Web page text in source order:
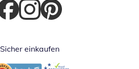
Öffnet in neuem Fenster
Öffnet in neuem Fenster
Öffnet in neuem Fenster
Sicher einkaufen